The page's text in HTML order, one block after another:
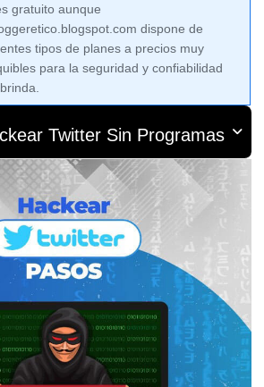
gratuito aunque
dispone de
tipos de planes a precios muy
para la seguridad y confiabilidad
Twitter Sin Programas